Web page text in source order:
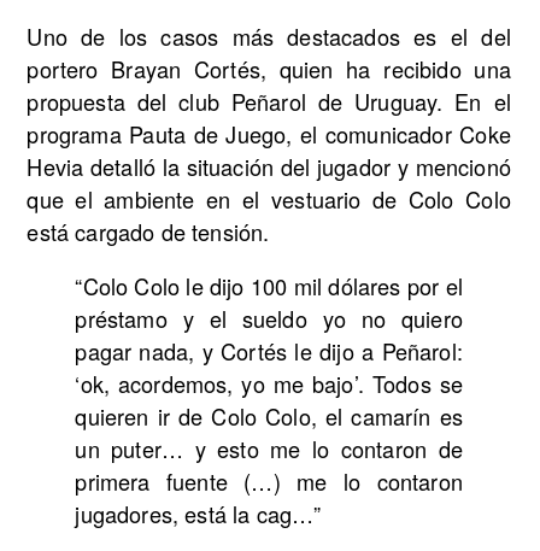
Uno de los casos más destacados es el del
portero Brayan Cortés, quien ha recibido una
propuesta del club Peñarol de Uruguay. En el
programa Pauta de Juego, el comunicador Coke
Hevia detalló la situación del jugador y mencionó
que el ambiente en el vestuario de Colo Colo
está cargado de tensión.
“Colo Colo le dijo 100 mil dólares por el
préstamo y el sueldo yo no quiero
pagar nada, y Cortés le dijo a Peñarol:
‘ok, acordemos, yo me bajo’. Todos se
quieren ir de Colo Colo, el camarín es
un puter… y esto me lo contaron de
primera fuente (…) me lo contaron
jugadores, está la cag…”